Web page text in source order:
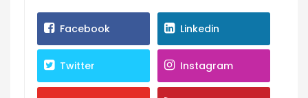
Facebook Linkedin
Twitter Instagram